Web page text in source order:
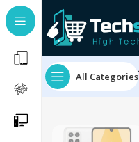
All Categories